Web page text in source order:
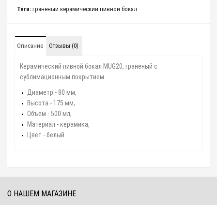
Теги: граненый керамический пивной бокал
Описание Отзывы (0)
Керамический пивной бокал MUG20, граненый с
сублимационным покрытием.
Диаметр - 80 мм,
Высота - 175 мм,
Объём - 500 мл,
Материал - керамика,
Цвет - белый.
О НАШЕМ МАГАЗИНЕ